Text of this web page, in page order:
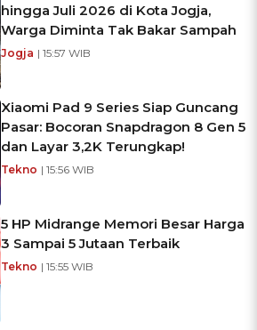
hingga Juli 2026 di Kota Jogja,
Warga Diminta Tak Bakar Sampah
Jogja | 15:57 WIB
Xiaomi Pad 9 Series Siap Guncang
Pasar: Bocoran Snapdragon 8 Gen 5
dan Layar 3,2K Terungkap!
Tekno | 15:56 WIB
5 HP Midrange Memori Besar Harga
3 Sampai 5 Jutaan Terbaik
Tekno | 15:55 WIB